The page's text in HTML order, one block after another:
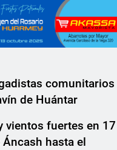
comunitarios
de Huántar
vientos fuertes en 17
hasta el